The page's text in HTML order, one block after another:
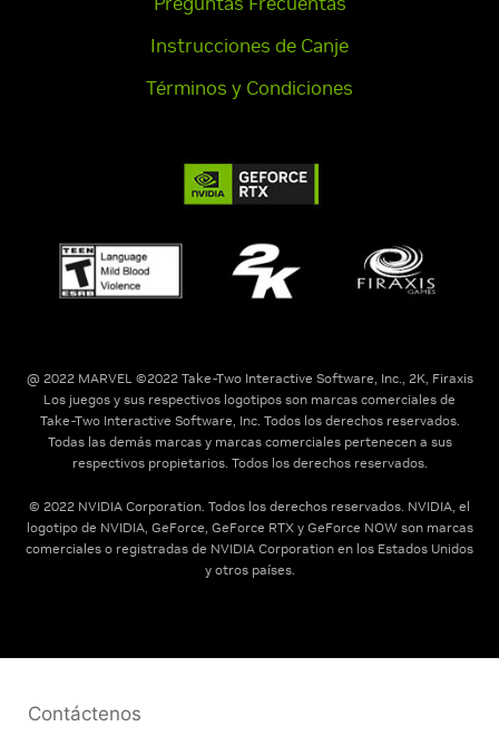
Instrucciones de Canje
Términos y Condiciones
@ 2022 MARVEL ©2022 Take-Two Interactive Software, Inc., 2K, Firaxis
Los juegos y sus respectivos logotipos son marcas comerciales de
Take-Two Interactive Software, Inc. Todos los derechos reservados.
Todas las demás marcas y marcas comerciales pertenecen a sus
respectivos propietarios. Todos los derechos reservados.
© 2022 NVIDIA Corporation. Todos los derechos reservados. NVIDIA, el
logotipo de NVIDIA, GeForce, GeForce RTX y GeForce NOW son marcas
comerciales o registradas de NVIDIA Corporation en los Estados Unidos
y otros países.
Contáctenos